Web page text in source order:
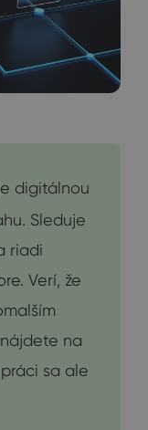
digitálnou
Sleduje
riadi
Verí, že
na
sa ale